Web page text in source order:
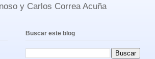
y Carlos Correa Acuña
Buscar este blog